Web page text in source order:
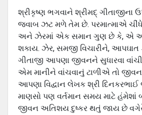
શ્રીકૃષ્ણ ભગવાને શ્રીમદ્ ગીતાજીના
જવાબ ઝટ મળે તેમ છે. પરમાત્માએ
અને ઝેરમાં એક સમાન ગુણ છે કે, એ
શકાય. ઝેર, સમજી વિચારીને,
ગીતાજી આપણા જીવનને સુધારવા
એમ માનીને વાંચવાનું ટાળીએ તો
આપણા વિદ્વાન લેખક શ્રી
માણસો પણ વર્તમાન સમય માટે હંમેશાં
જીવન અતિશય દુષ્કર થતું જાય છે વગેરે